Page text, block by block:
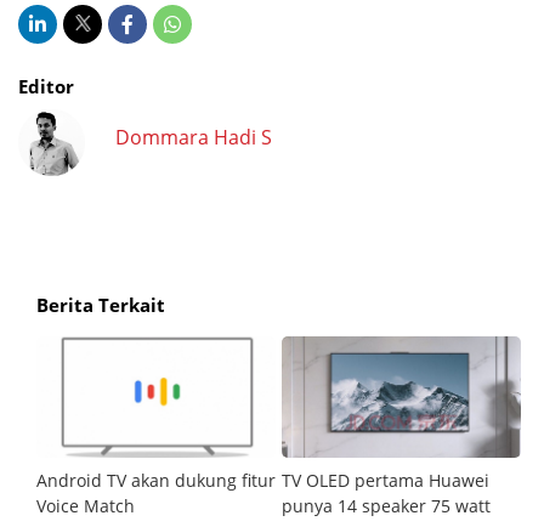
Editor
Dommara Hadi S
Berita Terkait
Android TV akan dukung fitur
Voice Match
TV OLED pertama Huawei
punya 14 speaker 75 watt